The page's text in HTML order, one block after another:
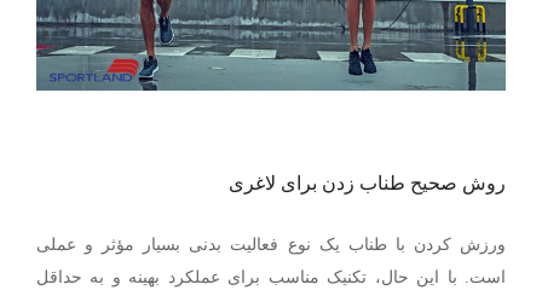
روش صحیح طناب زدن برای لاغری
ورزش کردن با طناب یک نوع فعالیت بدنی بسیار مؤثر و عملی
است. با این حال، تکنیک مناسب برای عملکرد بهینه و به حداقل